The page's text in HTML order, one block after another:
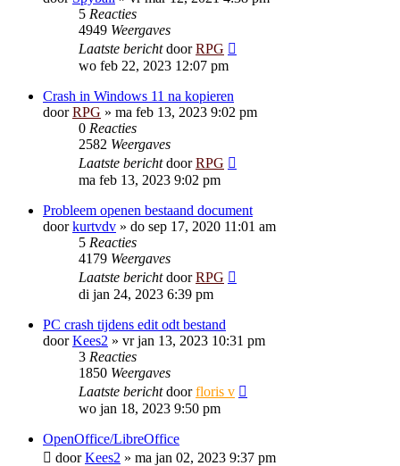
5 Reacties
4949 Weergaves
Laatste berichtdoorRPG
wo feb 22, 2023 12:07 pm
Crash in Windows 11 na kopieren
doorRPG » ma feb 13, 2023 9:02 pm
0 Reacties
2582 Weergaves
Laatste berichtdoorRPG
ma feb 13, 2023 9:02 pm
Probleem openen bestaand document
doorkurtvdv » do sep 17, 2020 11:01 am
5 Reacties
4179 Weergaves
Laatste berichtdoorRPG
di jan 24, 2023 6:39 pm
PC crash tijdens edit odt bestand
doorKees2 » vr jan 13, 2023 10:31 pm
3 Reacties
1850 Weergaves
Laatste berichtdoorfloris v
wo jan 18, 2023 9:50 pm
OpenOffice/LibreOffice
doorKees2 » ma jan 02, 2023 9:37 pm